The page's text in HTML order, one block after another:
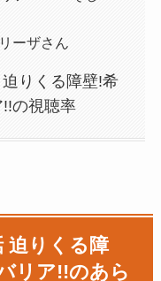
ーザさん
りくる障壁!希
の視聴率
迫りくる障
リア!!のあら